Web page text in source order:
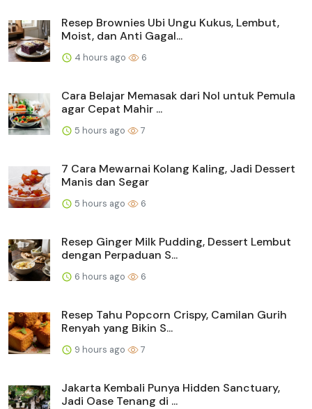
Resep Brownies Ubi Ungu Kukus, Lembut,
Moist, dan Anti Gagal...
4 hours ago 6
Cara Belajar Memasak dari Nol untuk Pemula
agar Cepat Mahir ...
5 hours ago 7
7 Cara Mewarnai Kolang Kaling, Jadi Dessert
Manis dan Segar
5 hours ago 6
Resep Ginger Milk Pudding, Dessert Lembut
dengan Perpaduan S...
6 hours ago 6
Resep Tahu Popcorn Crispy, Camilan Gurih
Renyah yang Bikin S...
9 hours ago 7
Jakarta Kembali Punya Hidden Sanctuary,
Jadi Oase Tenang di ...